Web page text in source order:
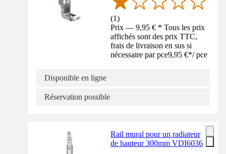
(1)
Prix — 9,95 € * Tous les prix
affichés sont des prix TTC,
frais de livraison en sus si
nécessaire par pce9,95 €*/ pce
Disponible en ligne
Réservation possible
Rail mural pour un radiateur
de hauteur 300mm VDI6036